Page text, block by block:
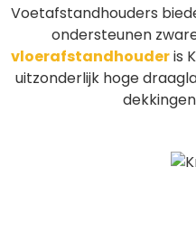
Voetafstandhouders
ondersteunen
vloerafstandhouderis
uitzonderlijk hoge